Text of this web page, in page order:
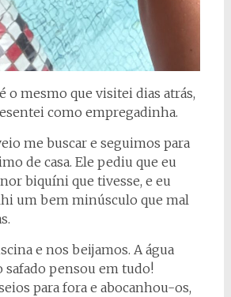
o mesmo que visitei dias atrás,
como empregadinha.
me buscar e seguimos para
de casa. Ele pediu que eu
biquíni que tivesse, e eu
um bem minúsculo que mal
e nos beijamos. A água
safado pensou em tudo!
para fora e abocanhou-os,